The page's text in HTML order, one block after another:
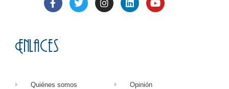
Enlaces
Quiénes somos Opinión